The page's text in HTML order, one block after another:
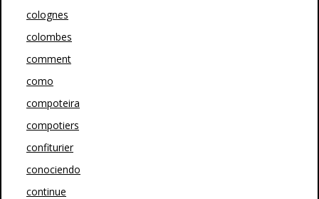
colognes
colombes
comment
como
compoteira
compotiers
confiturier
conociendo
continue